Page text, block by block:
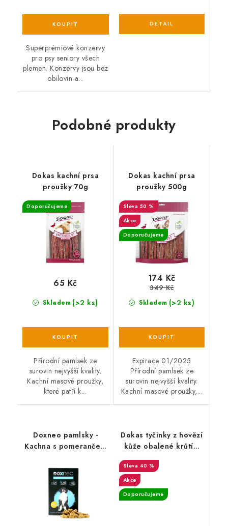
Superprémiové konzervy
pro psy seniory všech
plemen. Konzervy jsou bez
obilovin a...
Podobné produkty
Dokas kachní prsa
proužky 70g
Doporučujeme
Skladem (>2 ks)
65 Kč
Přírodní pamlsek ze
surovin nejvyšší kvality.
Kachní masové proužky,
které patří k...
Dokas kachní prsa
proužky 500g
50 %
Akce
Doporučujeme
Skladem (>2 ks)
174 Kč
349 Kč
Expirace 01/2025
Přírodní pamlsek ze
surovin nejvyšší kvality.
Kachní masové proužky,...
Doxneo pamlsky -
Kachna s pomerančem
Dokas tyčinky z hovězí
kůže obalené krůtím
40 %
Akce
Doporučujeme